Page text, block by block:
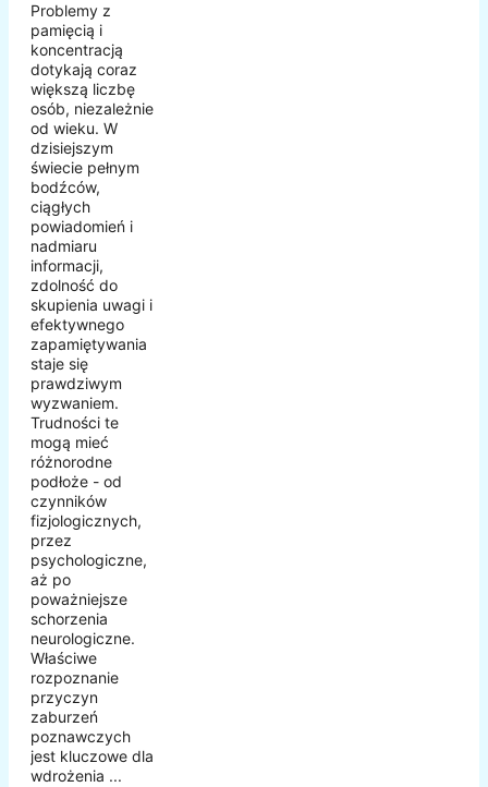
Problemy z
pamięcią i
koncentracją
dotykają coraz
większą liczbę
osób, niezależnie
od wieku. W
dzisiejszym
świecie pełnym
bodźców,
ciągłych
powiadomień i
nadmiaru
informacji,
zdolność do
skupienia uwagi i
efektywnego
zapamiętywania
staje się
prawdziwym
wyzwaniem.
Trudności te
mogą mieć
różnorodne
podłoże - od
czynników
fizjologicznych,
przez
psychologiczne,
aż po
poważniejsze
schorzenia
neurologiczne.
Właściwe
rozpoznanie
przyczyn
zaburzeń
poznawczych
jest kluczowe dla
wdrożenia ...